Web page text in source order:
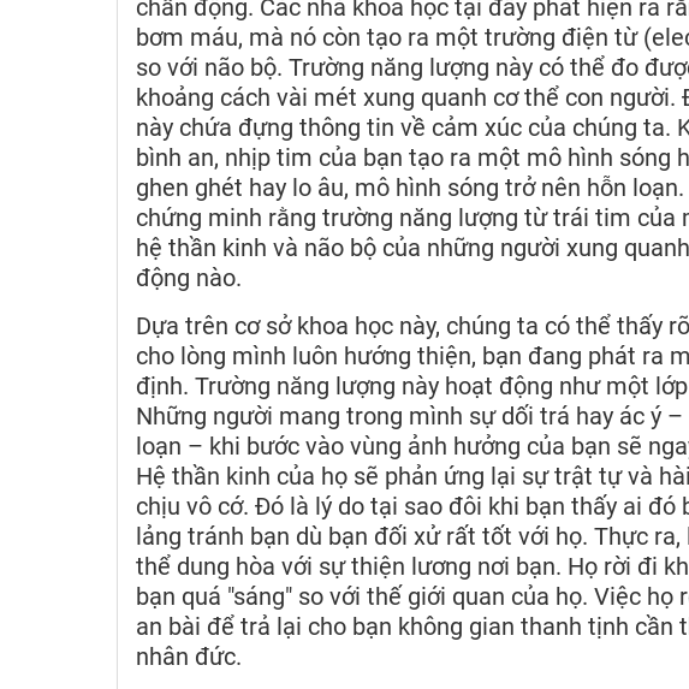
chấn động. Các nhà khoa học tại đây phát hiện ra
bơm máu, mà nó còn tạo ra một trường điện từ
so với não bộ. Trường năng lượng này có thể đo
khoảng cách vài mét xung quanh cơ thể con
này chứa đựng thông tin về cảm xúc của chúng ta.
bình an, nhịp tim của bạn tạo ra một mô hình sóng
ghen ghét hay lo âu, mô hình sóng trở nên hỗn
chứng minh rằng trường năng lượng từ trái tim
hệ thần kinh và não bộ của những người xung
động nào.
Dựa trên cơ sở khoa học này, chúng ta có thể thấy
cho lòng mình luôn hướng thiện, bạn đang phát ra
định. Trường năng lượng này hoạt động như một
Những người mang trong mình sự dối trá hay ác ý
loạn – khi bước vào vùng ảnh hưởng của bạn sẽ
Hệ thần kinh của họ sẽ phản ứng lại sự trật tự và
chịu vô cớ. Đó là lý do tại sao đôi khi bạn thấy ai đó
lảng tránh bạn dù bạn đối xử rất tốt với họ. Thực
thể dung hòa với sự thiện lương nơi bạn. Họ rời đi
bạn quá "sáng" so với thế giới quan của họ. Việc
an bài để trả lại cho bạn không gian thanh tịnh
nhân đức.